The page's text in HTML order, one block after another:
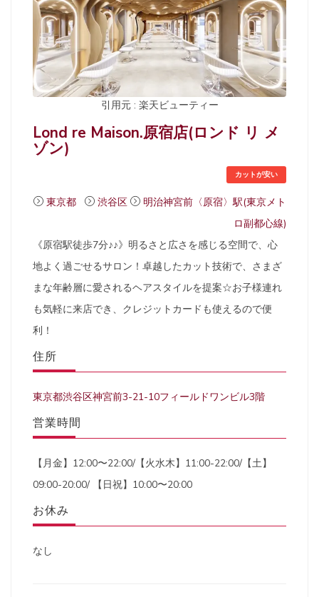
引用元 : 楽天ビューティー
Lond re Maison.原宿店(ロンド リ メ
ゾン)
カットが安い
東京都 渋谷区
明治神宮前〈原宿〉駅(東京メト
ロ副都心線)
《原宿駅徒歩7分♪♪》明るさと広さを感じる空間で、心
地よく過ごせるサロン！卓越したカット技術で、さまざ
まな年齢層に愛されるヘアスタイルを提案☆お子様連れ
も気軽に来店でき、クレジットカードも使えるので便
利！
住所
東京都渋谷区神宮前3-21-10フィールドワンビル3階
営業時間
【月金】12:00〜22:00/【火水木】11:00-22:00/【土】
09:00-20:00/ 【日祝】10:00〜20:00
お休み
なし